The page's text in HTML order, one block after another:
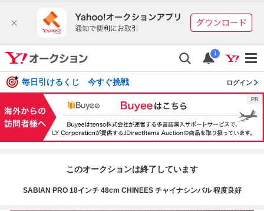
i
毎日引けるくじ 今すぐ挑戦 ログイン
このオークションは終了しています
SABIAN PRO 18インチ 48cm CHINEES チャイナシンバル 程度良好